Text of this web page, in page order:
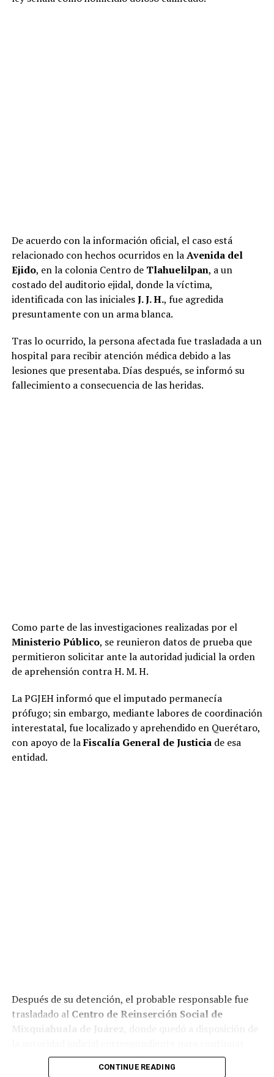
De acuerdo con la información oficial, el caso está
relacionado con hechos ocurridos en laAvenida del
Ejido, en la colonia Centro de Tlahuelilpan, a un
costado del auditorio ejidal, donde la víctima,
identificada con las inicialesJ. J. H., fue agredida
presuntamente con un arma blanca.
Tras lo ocurrido, la persona afectada fue trasladada a un
hospital para recibir atención médica debido a las
lesiones que presentaba. Días después, se informó su
fallecimiento a consecuencia de las heridas.
Como parte de las investigaciones realizadas por el
Ministerio Público, se reunieron datos de prueba que
permitieron solicitar ante la autoridad judicial la orden
de aprehensión contra H. M. H.
La PGJEH informó que el imputado permanecía
prófugo; sin embargo, mediante labores de coordinación
interestatal, fue localizado y aprehendido en Querétaro,
con apoyo de laFiscalía General de Justiciade esa
entidad.
Después de su detención, el probable responsable fue
trasladado al Centro de Reinserción Social de
Mixquiahuala de Juárez
, donde quedó a disposición de
con el proceso legal.
CONTINUE READING